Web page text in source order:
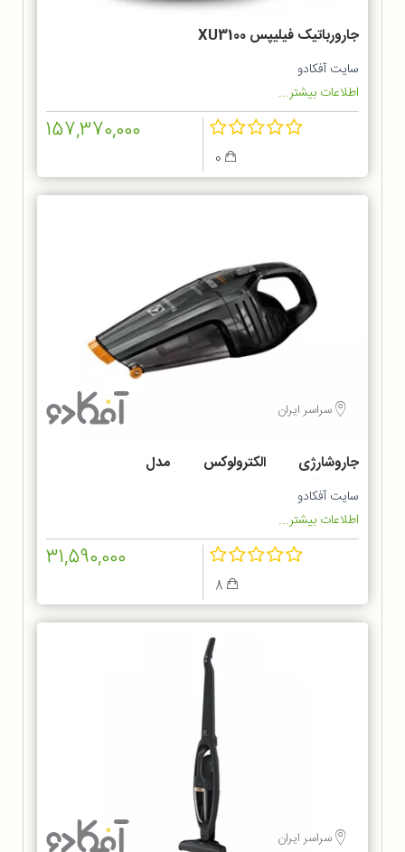
جارورباتیک فیلیپس XU3100
سایت آفکادو
اطلاعات بیشتر...
157,370,000
سراسر ایران
جاروشارژی الکترولوکس مدل
ZB6214IGM
سایت آفکادو
اطلاعات بیشتر...
31,590,000
سراسر ایران